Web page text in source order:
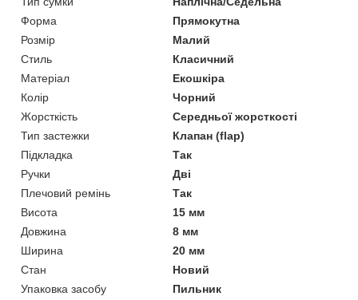
Форма
Прямокутна
Розмір
Малий
Стиль
Класичний
Матеріал
Екошкіра
Колір
Чорний
Жорсткість
Середньої жорсткості
Тип застежки
Клапан (flap)
Підкладка
Так
Ручки
Дві
Плечовий ремінь
Так
Висота
15 мм
Довжина
8 мм
Ширина
20 мм
Стан
Новий
Упаковка засобу
Пильник